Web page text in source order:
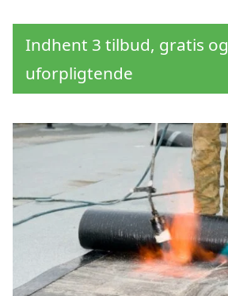
Indhent 3 tilbud, gratis og
uforpligtende